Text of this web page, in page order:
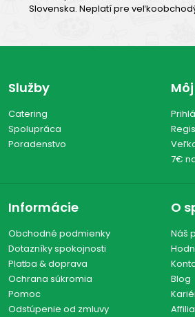
Slovenska. Neplatí pre
Služby
Catering
Spolupráca
Poradenstvo
7€
Informácie
Obchodné podmienky
Dotazníky spokojnosti
Platba & doprava
Ochrana súkromia
Pomoc
Odstúpenie od zmluvy
O
Náš
Blog